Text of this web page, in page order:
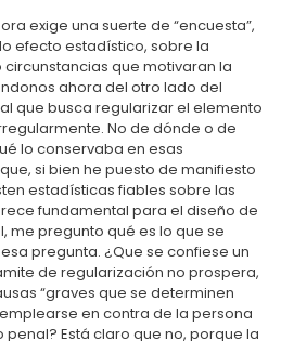
exige una suerte de “encuesta”,
efecto estadístico, sobre la
circunstancias que motivaran la
ahora del otro lado del
que busca regularizar el elemento
No de dónde o de
lo conservaba en esas
si bien he puesto de manifiesto
estadísticas fiables sobre las
fundamental para el diseño de
me pregunto qué es lo que se
pregunta. ¿Que se confiese un
de regularización no prospera,
“graves que se determinen
en contra de la persona
Está claro que no, porque la